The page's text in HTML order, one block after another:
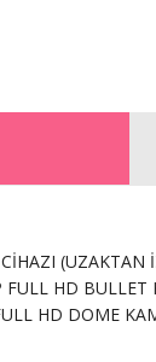
HD BULLET
HD DOME